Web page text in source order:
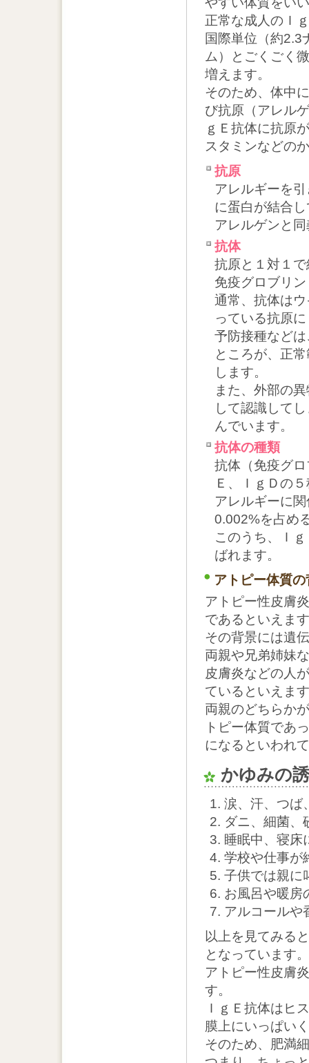
正常な成人のＩ
国際単位（約2.3
ム）とごくごく
増えます。
そのため、体中
び抗原（アレル
ｇＥ抗体に抗原
スタミンなどの
抗原
アレルギーを
に蛋白が結合
アレルゲンと
抗体
抗原と１対１
免疫グロブリ
通常、抗体は
っている抗原
予防接種など
ところが、正
します。
また、外部の
して認識して
んでいます。
抗体の種類
抗体（免疫グ
Ｅ、ＩｇＤの
アレルギーに
0.002%を占め
このうち、Ｉ
ばれます。
アトピー体質
アトピー性皮膚
であるといえま
その背景には遺
両親や兄弟姉妹
皮膚炎などの人
ているといえま
両親のどちらか
トピー体質であ
になるといわれ
かゆみの
涙、汗、つば
ダニ、細菌、
睡眠中、寝床
学校や仕事が
子供では親に
お風呂や暖房
アルコールや
以上を見てみる
となっています。
アトピー性皮膚
す。
ＩｇＥ抗体はヒ
膜上にいっぱい
そのため、肥満